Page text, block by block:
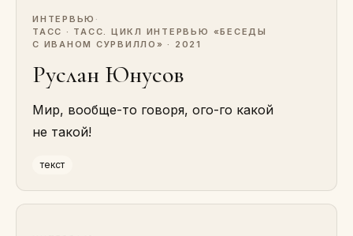
ИНТЕРВЬЮ ·
ТАСС · ТАСС. ЦИКЛ ИНТЕРВЬЮ «БЕСЕДЫ
С ИВАНОМ СУРВИЛЛО» · 2021
Руслан Юнусов
Мир, вообще-то говоря, ого-го какой
не такой!
текст